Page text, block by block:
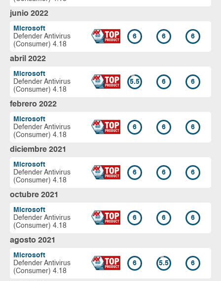
junio 2022
Microsoft
Defender Antivirus
(Consumer) 4.18
6 6 6
abril 2022
Microsoft
Defender Antivirus
(Consumer) 4.18
5.5 6 6
febrero 2022
Microsoft
Defender Antivirus
(Consumer) 4.18
6 6 6
diciembre 2021
Microsoft
Defender Antivirus
(Consumer) 4.18
6 6 6
octubre 2021
Microsoft
Defender Antivirus
(Consumer) 4.18
6 6 6
agosto 2021
Microsoft
Defender Antivirus
(Consumer) 4.18
6 5.5 6